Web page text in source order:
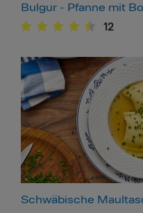
Bulgur - Pfanne mit
12
Schwäbische